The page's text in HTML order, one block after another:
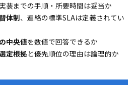
装までの手順・所要時間は妥当か
体制、連絡の標準SLAは定義されてい
中央値を数値で回答できるか
定根拠と優先順位の理由は論理的か